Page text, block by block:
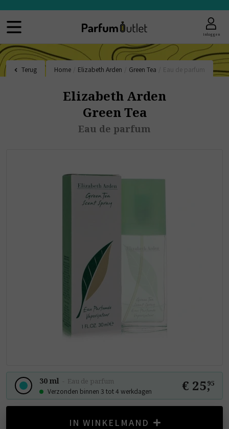
Inloggen
Terug Home Elizabeth Arden Green Tea
Elizabeth Arden
Green Tea
Eau de parfum
30 ml Eau de parfum
Verzonden binnen 3 tot 4 werkdagen € 25,
95
IN WINKELMAND